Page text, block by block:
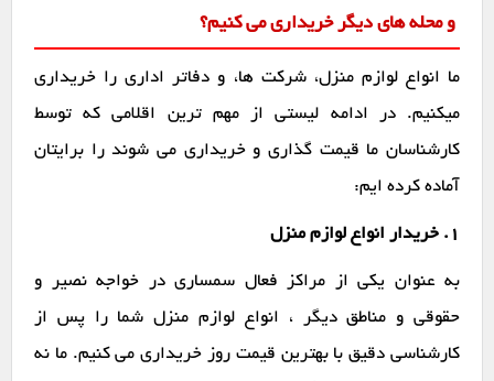
و محله های دیگر خریداری می کنیم؟
ما انواع لوازم منزل، شرکت ها، و دفاتر اداری را خریداری
میکنیم. در ادامه لیستی از مهم ترین اقلامی که توسط
کارشناسان ما قیمت گذاری و خریداری می شوند را برایتان
آماده کرده ایم:
1. خریدار انواع لوازم منزل
به عنوان یکی از مراکز فعال سمساری در خواجه نصیر و
حقوقی و مناطق دیگر ، انواع لوازم منزل شما را پس از
کارشناسی دقیق با بهترین قیمت روز خریداری می کنیم. ما نه